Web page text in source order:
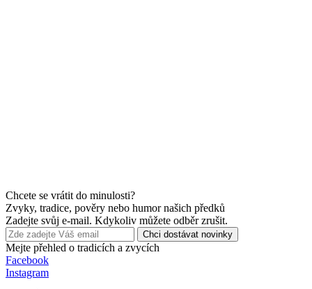
Chcete se vrátit do minulosti?
Zvyky, tradice, pověry nebo humor našich předků
Zadejte svůj e-mail. Kdykoliv můžete odběr zrušit.
Chci dostávat novinky
Mejte přehled o tradicích a zvycích
Facebook
Instagram